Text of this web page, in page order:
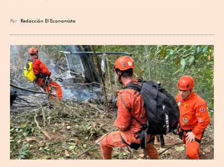
Por Redacción El Economista